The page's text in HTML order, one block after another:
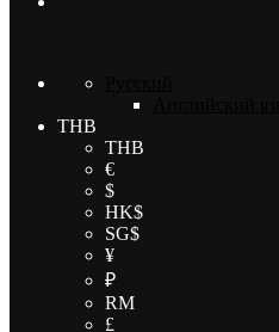
THB
THB
€
$
HK$
SG$
¥
₽
RM
£